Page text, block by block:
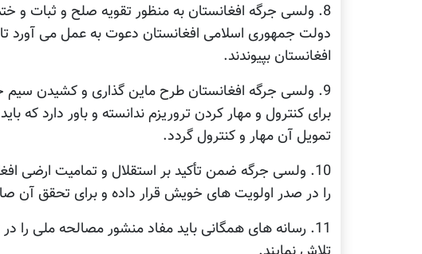
8. ولسی جرگه افغانستان به منظور تقویه صلح و ثبات
دولت جمهوری اسلامی افغانستان دعوت به عمل می آورد
افغانستان بپیوندند.
9. ولسی جرگه افغانستان طرح ماین گذاری و کشیدن سیم
برای کنترول و مهار کردن تروریزم ندانسته و باور دارد که
تمویل آن مهار و کنترول گردد.
10. ولسی جرگه ضمن تأکید بر استقلال و تمامیت ارضی
را در صدر اولویت های خویش قرار داده و برای تحقق آن
11. رسانه های همگانی باید مفاد منشور مصالحه ملی را